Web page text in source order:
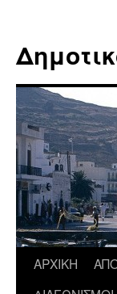
περιεχόμενο
ΑΡΧΙΚΗ